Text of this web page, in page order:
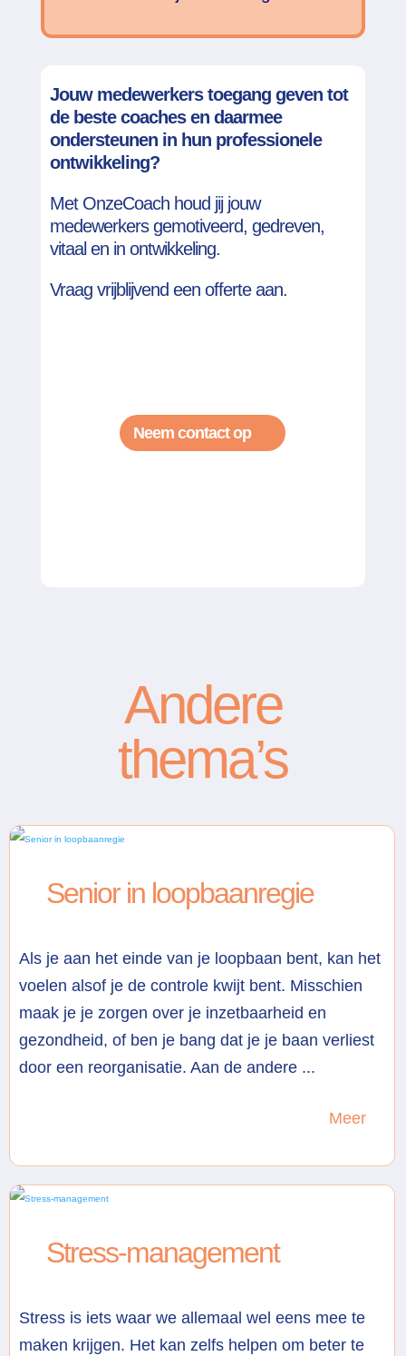
Jouw medewerkers toegang geven tot
de beste coaches en daarmee
ondersteunen in hun professionele
ontwikkeling?
Met OnzeCoach houd jij jouw
medewerkers gemotiveerd, gedreven,
vitaal en in ontwikkeling.
Vraag vrijblijvend een offerte aan.
Neem contact op
Andere
thema’s
Senior in loopbaanregie
Als je aan het einde van je loopbaan bent, kan het
voelen alsof je de controle kwijt bent. Misschien
maak je je zorgen over je inzetbaarheid en
gezondheid, of ben je bang dat je je baan verliest
door een reorganisatie. Aan de andere ...
Meer
Stress-management
Stress is iets waar we allemaal wel eens mee te
maken krijgen. Het kan zelfs helpen om beter te